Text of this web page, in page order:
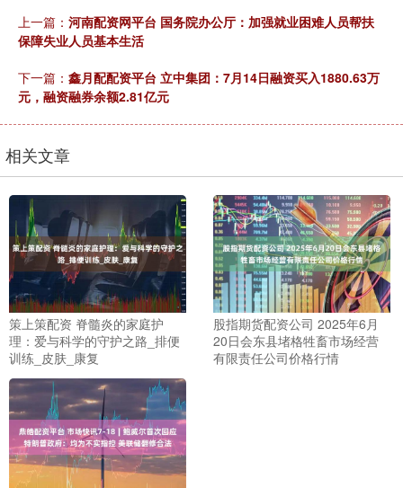
上一篇： 河南配资网平台 国务院办公厅：加强就业困难人员帮扶
保障失业人员基本生活
下一篇： 鑫月配配资平台 立中集团：7月14日融资买入1880.63万
元，融资融券余额2.81亿元
相关文章
策上策配资 脊髓炎的家庭护
理：爱与科学的守护之路_排便
训练_皮肤_康复
股指期货配资公司 2025年6月
20日会东县堵格牲畜市场经营
有限责任公司价格行情